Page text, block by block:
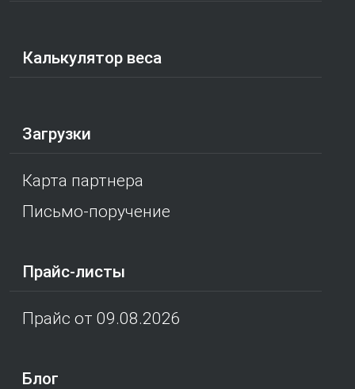
Калькулятор веса
Загрузки
Карта партнера
Письмо-поручение
Прайс-листы
Прайс от 09.08.2026
Блог